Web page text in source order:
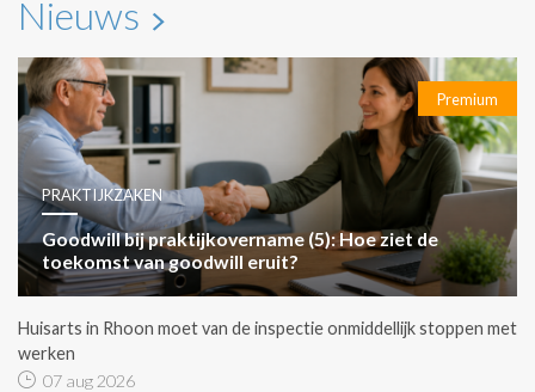
Nieuws
Premium
PRAKTIJKZAKEN
Goodwill bij praktijkovername (5): Hoe ziet de
toekomst van goodwill eruit?
Huisarts in Rhoon moet van de inspectie onmiddellijk stoppen met
werken
07 aug 2026